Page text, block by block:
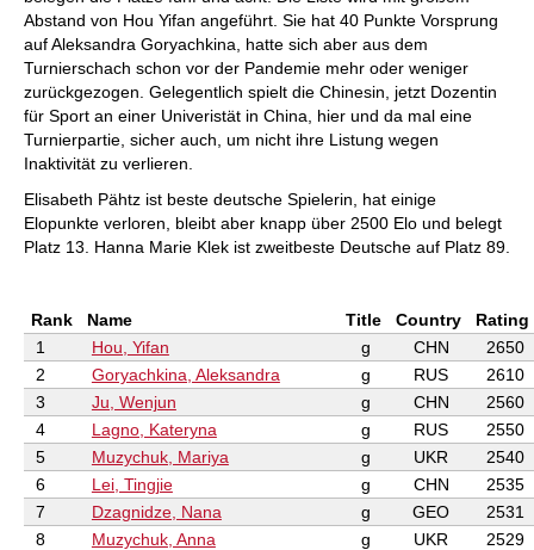
Abstand von Hou Yifan angeführt. Sie hat 40 Punkte Vorsprung
auf Aleksandra Goryachkina, hatte sich aber aus dem
Turnierschach schon vor der Pandemie mehr oder weniger
zurückgezogen. Gelegentlich spielt die Chinesin, jetzt Dozentin
für Sport an einer Univeristät in China, hier und da mal eine
Turnierpartie, sicher auch, um nicht ihre Listung wegen
Inaktivität zu verlieren.
Elisabeth Pähtz ist beste deutsche Spielerin, hat einige
Elopunkte verloren, bleibt aber knapp über 2500 Elo und belegt
Platz 13. Hanna Marie Klek ist zweitbeste Deutsche auf Platz 89.
Rank Name Title Country
Rating
1
Hou, Yifan g CHN
2650
2
Goryachkina, Aleksandra g RUS
2610
3
Ju, Wenjun g CHN
2560
4
Lagno, Kateryna g RUS
2550
5
Muzychuk, Mariya g UKR
2540
6
Lei, Tingjie g CHN
2535
7
Dzagnidze, Nana g GEO
2531
8
Muzychuk, Anna g UKR
2529